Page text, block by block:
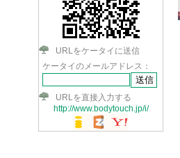
URLをケータイに送信
ケータイのメールアドレス：
URLを直接入力する
http://www.bodytouch.jp/i/